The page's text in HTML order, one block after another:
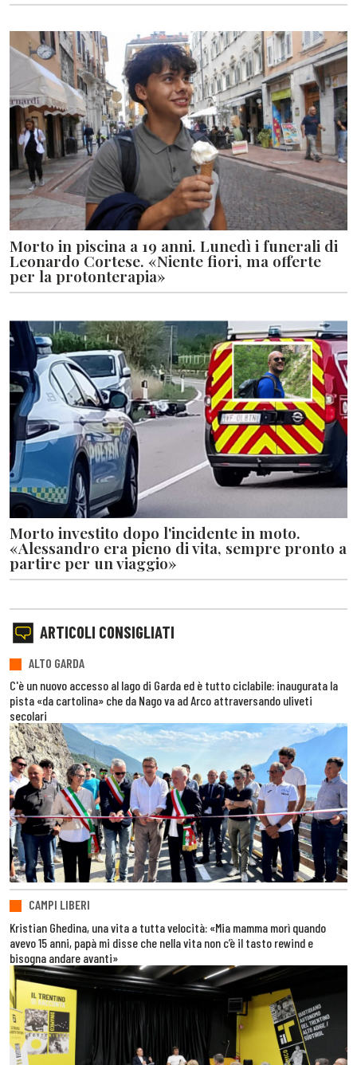
Morto in piscina a 19 anni. Lunedì i funerali di
Leonardo Cortese. «Niente fiori, ma offerte
per la protonterapia»
Morto investito dopo l'incidente in moto.
«Alessandro era pieno di vita, sempre pronto a
partire per un viaggio»
ARTICOLI CONSIGLIATI
ALTO GARDA
C'è un nuovo accesso al lago di Garda ed è tutto ciclabile: inaugurata la
pista «da cartolina» che da Nago va ad Arco attraversando uliveti
secolari
CAMPI LIBERI
Kristian Ghedina, una vita a tutta velocità: «Mia mamma morì quando
avevo 15 anni, papà mi disse che nella vita non c’è il tasto rewind e
bisogna andare avanti»